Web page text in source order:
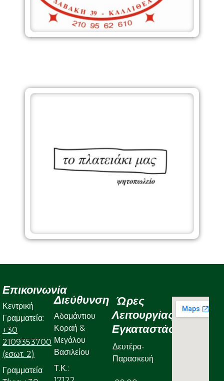
Επικοινωνία
Κεντρική
Γραμματεία:
+30
2109353700
(εσωτ. 2)
Γραμματεία
Διεύθυνση
Αδαμάντιου
Κοραή &
Μεγάλου
Βασιλείου
Τ.Κ.:
Ώρες
Λειτουργίας
Εγκαταστάσεων
Δευτέρα-
Παρασκευή